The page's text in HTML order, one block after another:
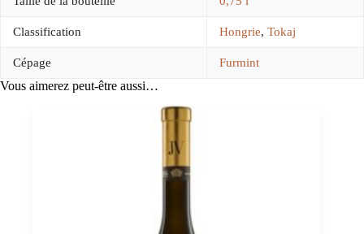
Classification Hongrie, Tokaj
Cépage Furmint
Vous aimerez peut-être aussi…